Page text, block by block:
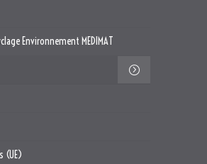
Environnement MEDIMAT
(UE)